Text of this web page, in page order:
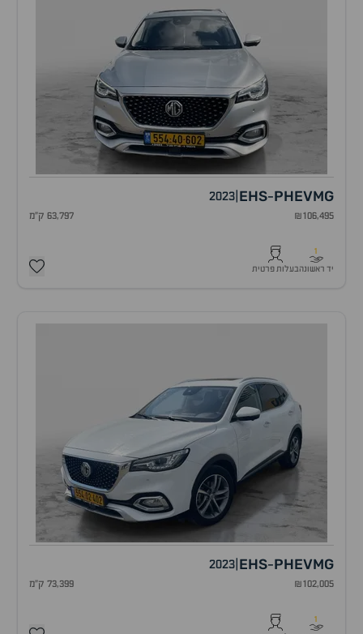
MG
EHS-PHEV
2023
₪106,495 63,797 ק"מ
1
יד ראשונהבעלות פרטית
MG
EHS-PHEV
2023
₪102,005 73,399 ק"מ
1